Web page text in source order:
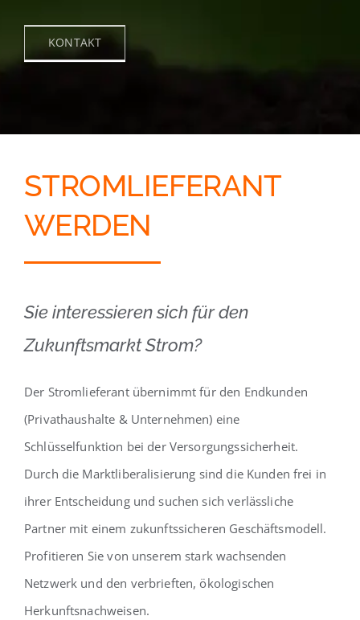
KONTAKT
STROMLIEFERANT
WERDEN
Sie interessieren sich für den
Zukunftsmarkt Strom?
Der Stromlieferant übernimmt für den Endkunden
(Privathaushalte & Unternehmen) eine
Schlüsselfunktion bei der Versorgungssicherheit.
Durch die Marktliberalisierung sind die Kunden frei in
ihrer Entscheidung und suchen sich verlässliche
Partner mit einem zukunftssicheren Geschäftsmodell.
Profitieren Sie von unserem stark wachsenden
Netzwerk und den verbrieften, ökologischen
Herkunftsnachweisen.